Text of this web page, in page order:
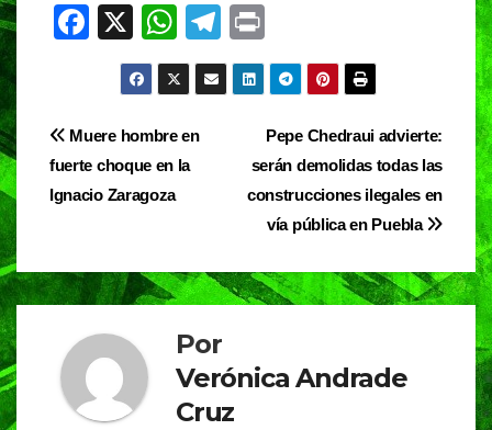
F
e
b
o
k
X
W
h
at
s
A
T
el
e
m
in
t
Navegación
de
Pepe Chedraui advierte:
serán demolidas todas las
construcciones ilegales en
vía pública en Puebla
Muere hombre en
fuerte choque en la
Ignacio Zaragoza
Por
Verónica Andrade
Cruz